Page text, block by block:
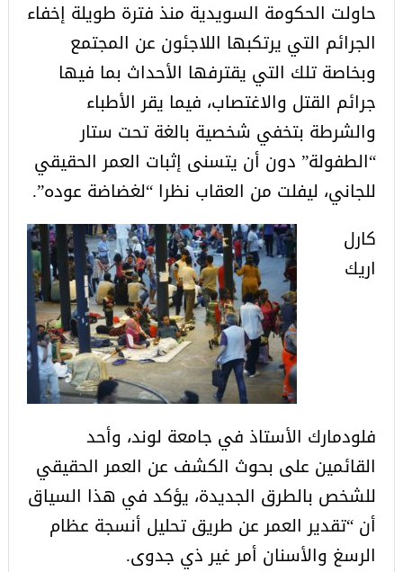
حاولت الحكومة السويدية منذ فترة طويلة إخفاء
الجرائم التي يرتكبها اللاجئون عن المجتمع
وبخاصة تلك التي يقترفها الأحداث بما فيها
جرائم القتل والاغتصاب، فيما يقر الأطباء
والشرطة بتخفي شخصية بالغة تحت ستار
“الطفولة” دون أن يتسنى إثبات العمر الحقيقي
للجاني، ليفلت من العقاب نظرا “لغضاضة عوده”.
كارل
اريك
فلودمارك الأستاذ في جامعة لوند، وأحد
القائمين على بحوث الكشف عن العمر الحقيقي
للشخص بالطرق الجديدة، يؤكد في هذا السياق
أن “تقدير العمر عن طريق تحليل أنسجة عظام
الرسغ والأسنان أمر غير ذي جدوى.